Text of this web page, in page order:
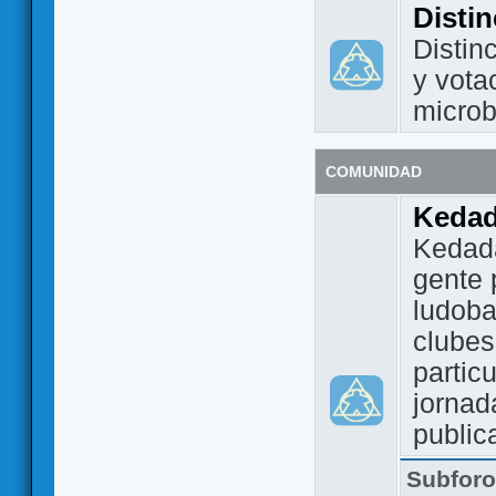
y
COMUNIDAD
gente